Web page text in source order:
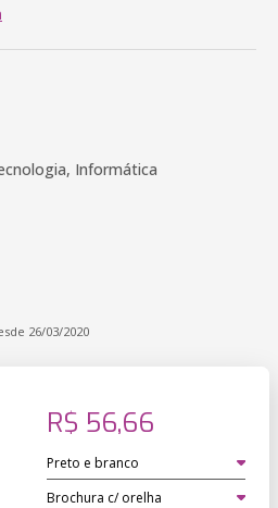
Informática
26/03/2020
R$ 56,66